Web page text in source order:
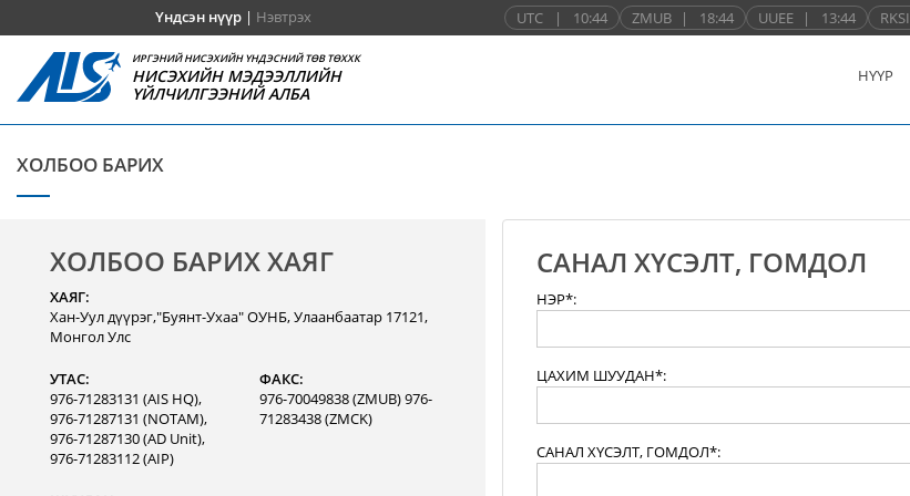
Үндсэн нүүр| Нэвтрэх UTC | 10:44 ZMUB | 18:44 UUEE | 13:44 RKSI
ИРГЭНИЙ НИСЭХИЙН ҮНДЭСНИЙ ТӨВ ТӨХХК
НИСЭХИЙН МЭДЭЭЛЛИЙН
ҮЙЛЧИЛГЭЭНИЙ АЛБА
НҮҮР
ХОЛБОО БАРИХ
ХОЛБОО БАРИХ ХАЯГ
ХАЯГ:
Хан-Уул дүүрэг,"Буянт-Ухаа" ОУНБ, Улаанбаатар 17121,
Монгол Улс
УТАС:
976-71283131 (AIS HQ),
976-71287131 (NOTAM),
976-71287130 (AD Unit),
976-71283112 (AIP)
ФАКС:
976-70049838 (ZMUB) 976-
71283438 (ZMCK)
САНАЛ ХҮСЭЛТ, ГОМДОЛ
НЭР*:
ЦАХИМ ШУУДАН*:
САНАЛ ХҮСЭЛТ, ГОМДОЛ*: